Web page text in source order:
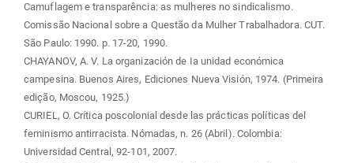
Camuflagem e transparência: as mulheres no sindicalismo.
Comissão Nacional sobre a Questão da Mulher Trabalhadora. CUT.
São Paulo: 1990. p. 17-20, 1990.
CHAYANOV, A. V. La organización de Ia unidad económica
campesina. Buenos Aires, Ediciones Nueva Visión, 1974. (Primeira
edição, Moscou, 1925.)
CURIEL, O. Crítica poscolonial desde las prácticas políticas del
feminismo antirracista. Nómadas, n. 26 (Abril). Colombia:
Universidad Central, 92-101, 2007.